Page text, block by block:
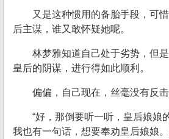
又是这种惯用的备胎手段，可
后主谋，谁又敢怀疑她呢。
林梦雅知道自己处于劣势，但
皇后的阴谋，进行得如此顺利。
偏偏，自己现在，丝毫没有反击
“好，那倒要听一听，皇后娘娘
我也有一句话，想要奉劝皇后娘娘